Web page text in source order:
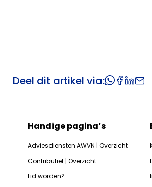
Deel dit artikel via:
Handige pagina’s
Adviesdiensten AWVN | Overzicht
Contributief | Overzicht
Lid worden?